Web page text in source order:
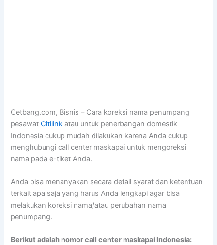
Cetbang.com, Bisnis – Cara koreksi nama penumpang
pesawatCitilink atau untuk penerbangan domestik
Indonesia cukup mudah dilakukan karena Anda cukup
menghubungi call center maskapai untuk mengoreksi
nama pada e-tiket Anda.
Anda bisa menanyakan secara detail syarat dan ketentuan
terkait apa saja yang harus Anda lengkapi agar bisa
melakukan koreksi nama/atau perubahan nama
penumpang.
Berikut adalah nomor call center maskapai Indonesia: